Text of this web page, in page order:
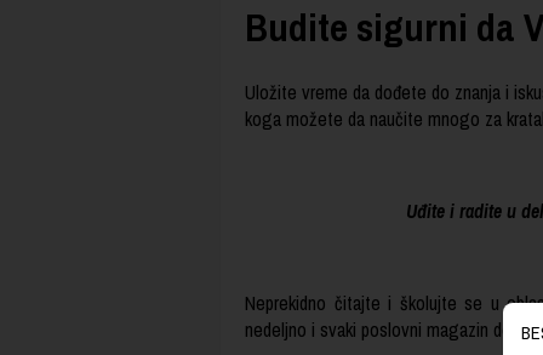
Budite sigurni da
Uložite vreme da dođete do znanja i
koga možete da naučite mnogo za
Uđite i radite u
Neprekidno čitajte i školujte se u
nedeljno i svaki poslovni magazin do